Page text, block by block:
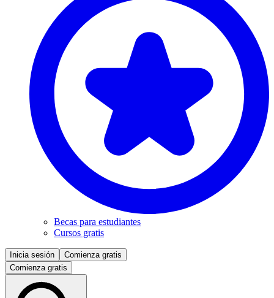
Becas para estudiantes
Cursos gratis
Inicia sesión
Comienza gratis
Comienza gratis